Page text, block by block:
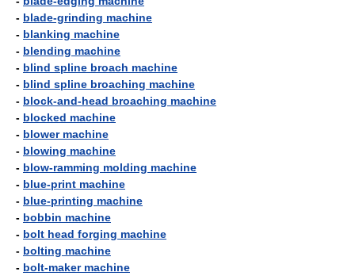
- blade-grinding machine
- blanking machine
- blending machine
- blind spline broach machine
- blind spline broaching machine
- block-and-head broaching machine
- blocked machine
- blower machine
- blowing machine
- blow-ramming molding machine
- blue-print machine
- blue-printing machine
- bobbin machine
- bolt head forging machine
- bolting machine
- bolt-maker machine